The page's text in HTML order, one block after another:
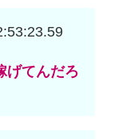
げてんだろ